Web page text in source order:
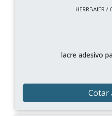
HERRBAIER /
lacre adesivo
Cotar